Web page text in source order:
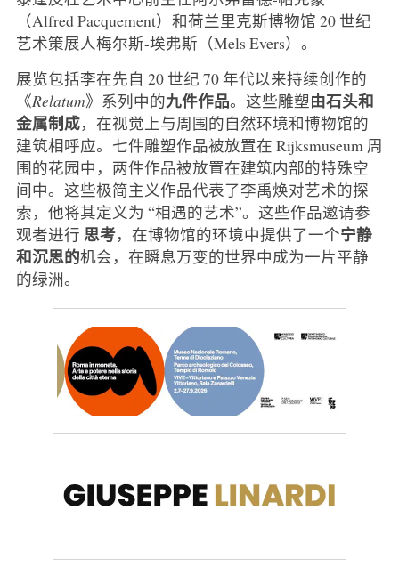
（Alfred Pacquement）和荷兰里克斯博物馆 20 世纪
艺术策展人梅尔斯-埃弗斯（Mels Evers）。
展览包括李在先自 20 世纪 70 年代以来持续创作的
《Relatum》系列中的九件作品。这些雕塑由石头和
金属制成，在视觉上与周围的自然环境和博物馆的
建筑相呼应。七件雕塑作品被放置在 Rijksmuseum 周
围的花园中，两件作品被放置在建筑内部的特殊空
间中。这些极简主义作品代表了李禹焕对艺术的探
索，他将其定义为 “相遇的艺术”。这些作品邀请参
观者进行 思考，在博物馆的环境中提供了一个宁静
和沉思的机会，在瞬息万变的世界中成为一片平静
的绿洲。